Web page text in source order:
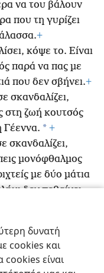
δυνατή
cookies και
cookies είναι
να του βάλουν
που τη γυρίζει
+
κόψε το. Είναι
παρά να πας με
που δεν σβήνει.+
σκανδαλίζει,
στη ζωή κουτσός
Γέεννα. * +
σκανδαλίζει,
μονόφθαλμος
με δύο μάτια
δεν πεθαίνει
αν χάσει την
+Να έχετε
ειρήνη μεταξύ